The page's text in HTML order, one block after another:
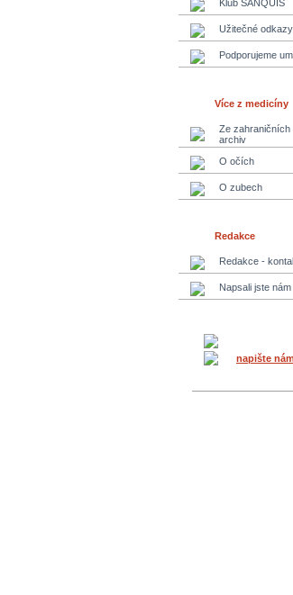
Klub SANQUIS
Užitečné odkazy
Podporujeme
Více z medicíny
Ze
archiv
O očích
O zubech
Redakce
Redakce -
Napsali jste nám
napište nám